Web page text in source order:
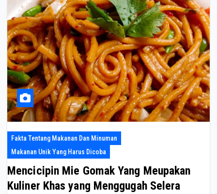
Fakta Tentang Makanan Dan Minuman
Makanan Unik Yang Harus Dicoba
Mencicipin Mie Gomak Yang Meupakan
Kuliner Khas yang Menggugah Selera